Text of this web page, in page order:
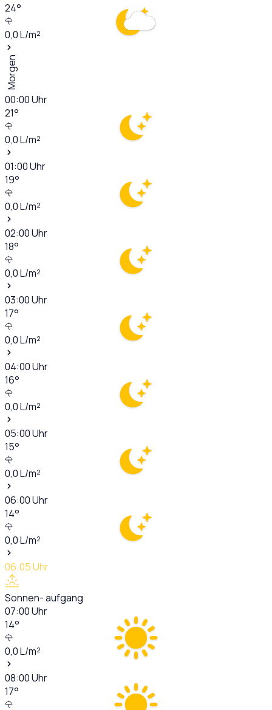
24°
0,0L/m²
Morgen
00:00Uhr
21°
0,0L/m²
01:00Uhr
19°
0,0L/m²
02:00Uhr
18°
0,0L/m²
03:00Uhr
17°
0,0L/m²
04:00Uhr
16°
0,0L/m²
05:00Uhr
15°
0,0L/m²
06:00Uhr
14°
0,0L/m²
06:05Uhr
Sonnen- aufgang
07:00Uhr
14°
0,0L/m²
08:00Uhr
17°